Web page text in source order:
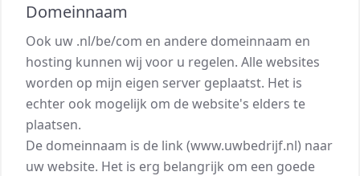
Domeinnaam
Ook uw .nl/be/com en andere domeinnaam en
hosting kunnen wij voor u regelen. Alle websites
worden op mijn eigen server geplaatst. Het is
echter ook mogelijk om de website's elders te
plaatsen.
De domeinnaam is de link (www.uwbedrijf.nl) naar
uw website. Het is erg belangrijk om een goede